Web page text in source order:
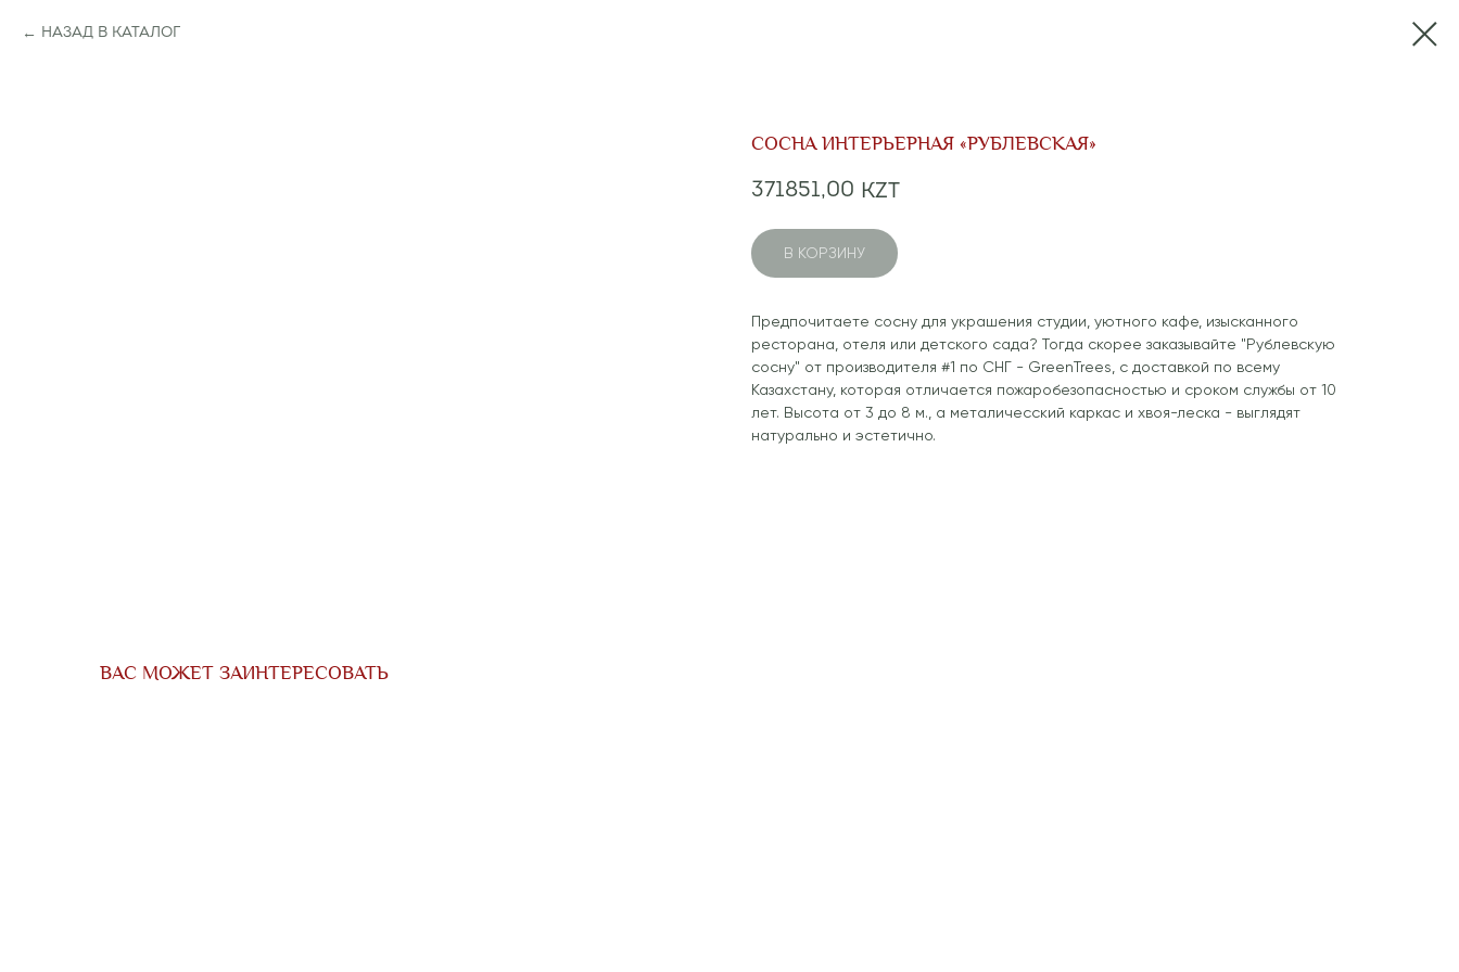
НАЗАД В КАТАЛОГ
СОСНА ИНТЕРЬЕРНАЯ «РУБЛЕВСКАЯ»
371851,00 KZT
В КОРЗИНУ
Предпочитаете сосну для украшения студии, уютного кафе, изысканного
ресторана, отеля или детского сада? Тогда скорее заказывайте "Рублевскую
сосну" от производителя #1 по СНГ - GreenTrees, с доставкой по всему
Казахстану, которая отличается пожаробезопасностью и сроком службы от 10
лет. Высота от 3 до 8 м., а металичесский каркас и хвоя-леска - выглядят
натурально и эстетично.
ВАС МОЖЕТ ЗАИНТЕРЕСОВАТЬ